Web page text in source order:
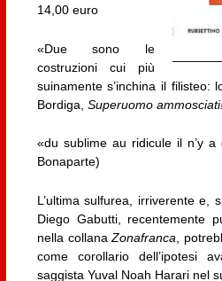
14,00 euro
«Due sono le
costruzioni cui più
suinamente s’inchina il filisteo:
Bordiga, Superuomo
«du sublime au ridicule il n’y a
Bonaparte)
L’ultima sulfurea, irriverente e,
Diego Gabutti, recentemente
nella collanaZonafranca ,
come corollario dell’ipotesi
saggista Yuval Noah Harari nel